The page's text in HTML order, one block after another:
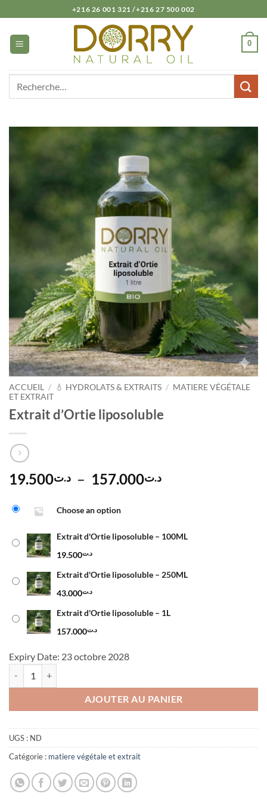
au
contenu
+216 26 001 321 /+216 27 500 002
0
ACCUEIL / 💧 HYDROLATS & EXTRAITS / MATIERE VÉGÉTALE
ET EXTRAIT
Extrait d’Ortie liposoluble
د.ت19.500 – د.ت157.000
Plage
à
Choose an option
Extrait d'Ortie liposoluble – 100ML
د.ت19.500
Extrait d'Ortie liposoluble – 250ML
د.ت43.000
Extrait d'Ortie liposoluble – 1L
د.ت157.000
Expiry Date: 23 octobre 2028
AJOUTER AU PANIER
UGS : ND
Catégorie : matiere végétale et extrait